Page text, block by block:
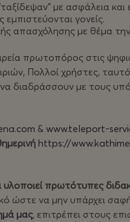
με ασφάλεια και
γονείς.
απασχόλησης με θέμα
πρωτοπόρος στις
Πολλοί χρήστες,
να διαδράσσουν με τους
& www.teleport-
https://
πρωτότυπες
ώστε να μην υπάρχει
μας, επιτρέπει στους